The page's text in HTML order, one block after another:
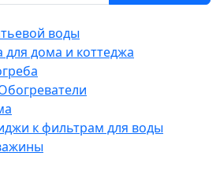
воды
для дома и коттеджа
к фильтрам для воды